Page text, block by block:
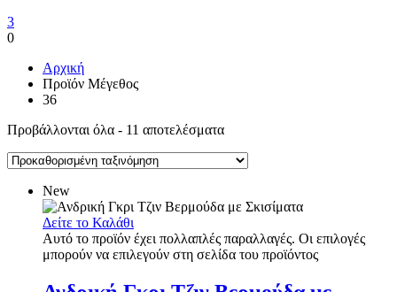
3
0
Αρχική
Προϊόν Μέγεθος
36
Προβάλλονται όλα - 11 αποτελέσματα
New
Δείτε το Καλάθι
Αυτό το προϊόν έχει πολλαπλές παραλλαγές. Οι επιλογές
μπορούν να επιλεγούν στη σελίδα του προϊόντος